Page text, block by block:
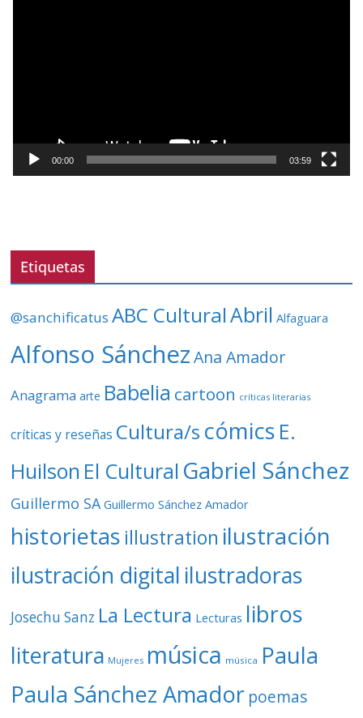
o
í
e
00:00 03:59
Etiquetas
@sanchificatus ABC CulturalAbril Alfaguara
Alfonso Sánchez Ana Amador
Anagrama arte Babelia cartoon críticas literarias
críticas y reseñas Cultura/s cómics E.
Huilson El Cultural Gabriel Sánchez
Guillermo SA Guillermo Sánchez Amador
historietas illustration ilustración
ilustración digital ilustradoras
Josechu Sanz La Lectura Lecturas libros
literatura Mujeres música música Paula
Paula Sánchez Amador poemas